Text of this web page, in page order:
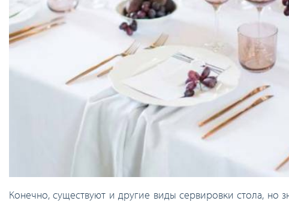
Конечно, существуют и другие виды сервировки стола, но